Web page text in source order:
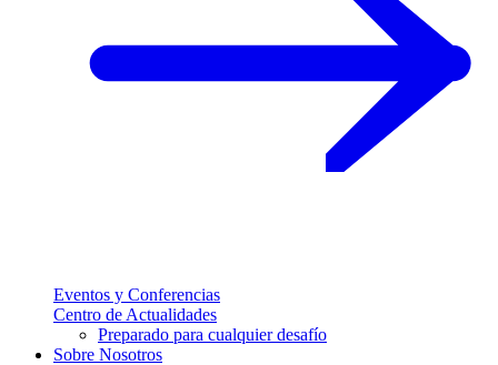
Eventos y Conferencias
Centro de Actualidades
Preparado para cualquier desafío
Sobre Nosotros